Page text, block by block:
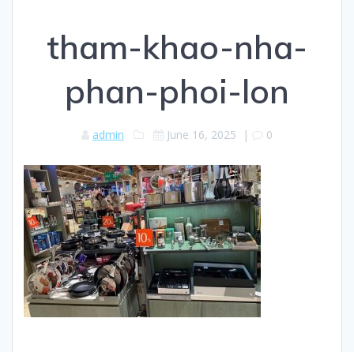
tham-khao-nha-
phan-phoi-lon
admin June 16, 2025 | 0